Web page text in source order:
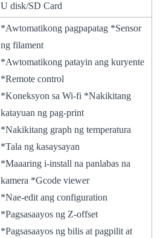
U disk/SD Card
*Awtomatikong pagpapatag *Sensor
ng filament
*Awtomatikong patayin ang kuryente
*Remote control
*Koneksyon sa Wi-fi *Nakikitang
katayuan ng pag-print
*Nakikitang graph ng temperatura
*Tala ng kasaysayan
*Maaaring i-install na panlabas na
kamera *Gcode viewer
*Nae-edit ang configuration
*Pagsasaayos ng Z-offset
*Pagsasaayos ng bilis at pagpilit at